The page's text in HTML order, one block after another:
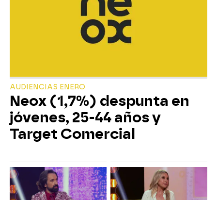
AUDIENCIAS ENERO
Neox (1,7%) despunta en
jóvenes, 25-44 años y
Target Comercial